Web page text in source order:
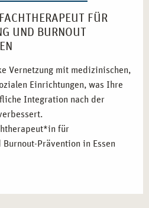
FÜR
UND BURNOUT
Vernetzung mit medizinischen,
Einrichtungen, was Ihre
Integration nach der
für
Prävention in Essen
auf Gesundheit und